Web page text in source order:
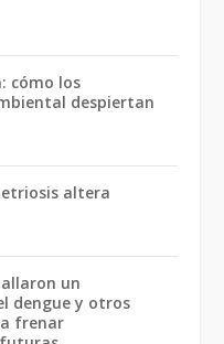
cómo los
despiertan
altera
un
dengue y otros
frenar